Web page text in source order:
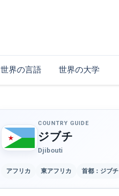
世界の言語 世界の大学
COUNTRY GUIDE
ジブチ
Djibouti
アフリカ 東アフリカ 首都：ジブチ